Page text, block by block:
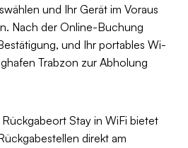
und Ihr Gerät im Voraus
Nach der Online-Buchung
und Ihr portables Wi-
Trabzon zur Abholung
Stay in WiFi bietet
direkt am